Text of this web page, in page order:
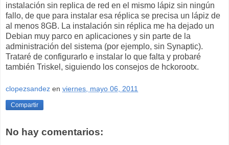
instalación sin replica de red en el mismo lápiz sin ningún
fallo, de que para instalar esa réplica se precisa un lápiz de
al menos 8GB. La instalación sin réplica me ha dejado un
Debian muy parco en aplicaciones y sin parte de la
administración del sistema (por ejemplo, sin Synaptic).
Trataré de configurarlo e instalar lo que falta y probaré
también Triskel, siguiendo los consejos de hckorootx.
clopezsandez en viernes, mayo 06, 2011
Compartir
No hay comentarios: